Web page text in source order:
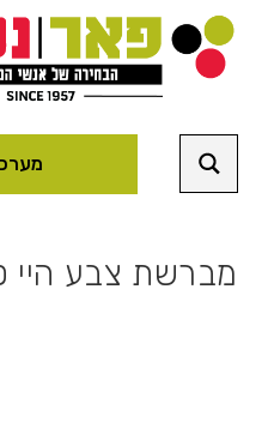
מברשת צבע היי